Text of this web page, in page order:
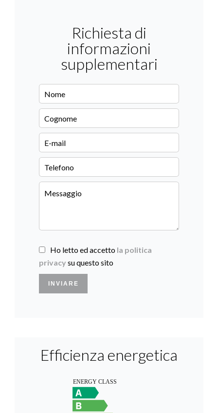
Richiesta di
informazioni
supplementari
Ho letto ed accetto la politica
privacy su questo sito
INVIARE
Efficienza energetica